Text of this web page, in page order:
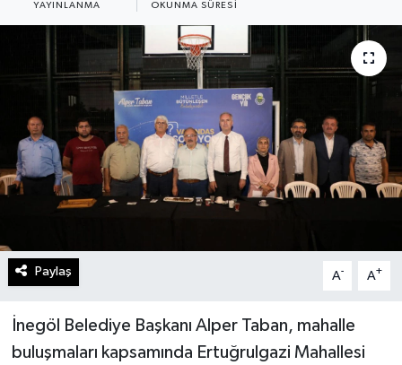
YAYINLANMA OKUNMA SÜRESI
Paylaş A- A+
İnegöl Belediye Başkanı Alper Taban, mahalle
buluşmaları kapsamında Ertuğrulgazi Mahallesi